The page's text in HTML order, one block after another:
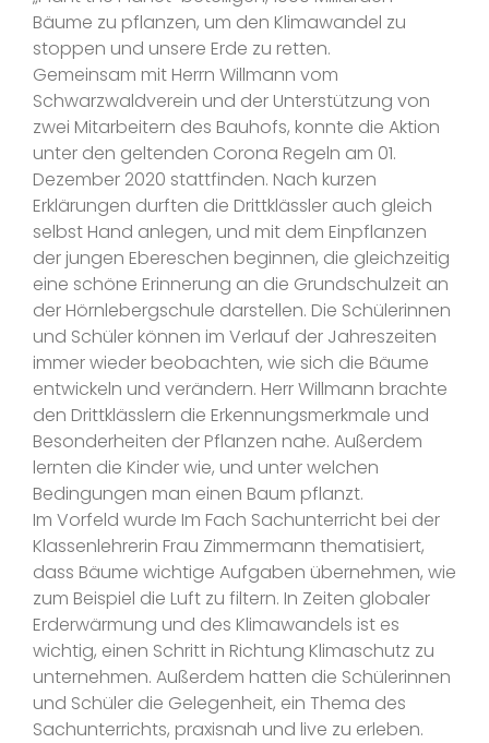
Bäume zu pflanzen, um den Klimawandel zu
stoppen und unsere Erde zu retten.
Gemeinsam mit Herrn Willmann vom
Schwarzwaldverein und der Unterstützung von
zwei Mitarbeitern des Bauhofs, konnte die Aktion
unter den geltenden Corona Regeln am 01.
Dezember 2020 stattfinden. Nach kurzen
Erklärungen durften die Drittklässler auch gleich
selbst Hand anlegen, und mit dem Einpflanzen
der jungen Ebereschen beginnen, die gleichzeitig
eine schöne Erinnerung an die Grundschulzeit an
der Hörnlebergschule darstellen. Die Schülerinnen
und Schüler können im Verlauf der Jahreszeiten
immer wieder beobachten, wie sich die Bäume
entwickeln und verändern. Herr Willmann brachte
den Drittklässlern die Erkennungsmerkmale und
Besonderheiten der Pflanzen nahe. Außerdem
lernten die Kinder wie, und unter welchen
Bedingungen man einen Baum pflanzt.
Im Vorfeld wurde Im Fach Sachunterricht bei der
Klassenlehrerin Frau Zimmermann thematisiert,
dass Bäume wichtige Aufgaben übernehmen, wie
zum Beispiel die Luft zu filtern. In Zeiten globaler
Erderwärmung und des Klimawandels ist es
wichtig, einen Schritt in Richtung Klimaschutz zu
unternehmen. Außerdem hatten die Schülerinnen
und Schüler die Gelegenheit, ein Thema des
Sachunterrichts, praxisnah und live zu erleben.